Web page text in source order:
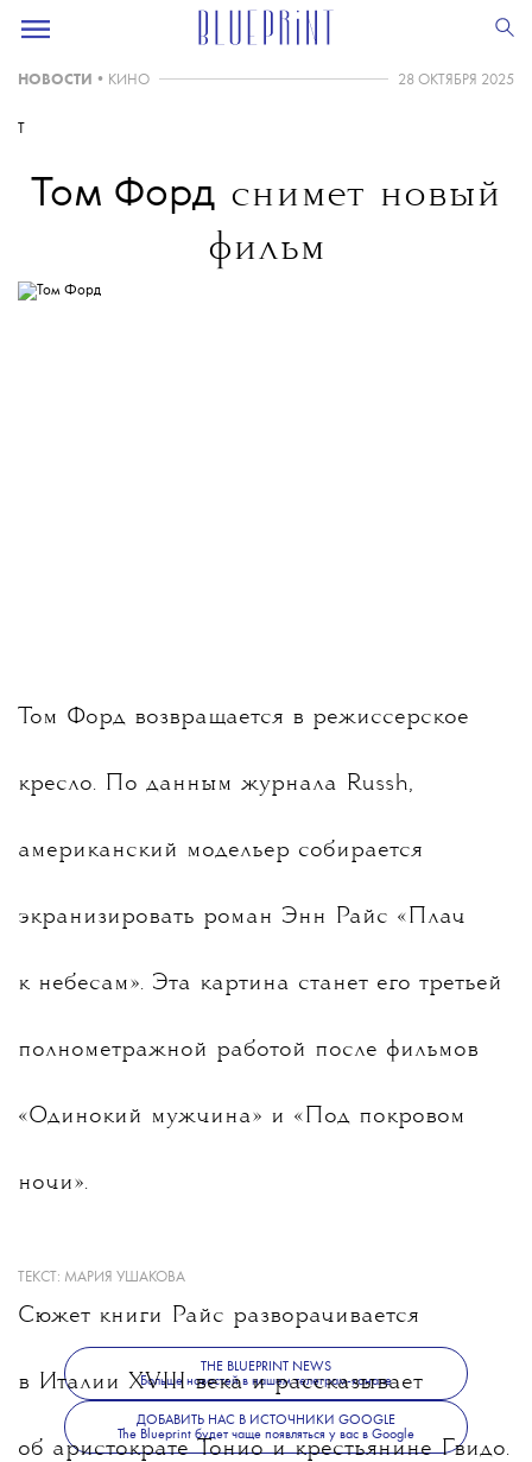
НОВОСТИ • КИНО 28 ОКТЯБРЯ 2025
T
Том Форд снимет новый
фильм
Том Форд возвращается в режиссерское
кресло. По данным журнала Russh,
американский модельер собирается
экранизировать роман Энн Райс «Плач
к небесам». Эта картина станет его третьей
полнометражной работой после фильмов
«Одинокий мужчина» и «Под покровом
ночи».
Сюжет книги Райс разворачивается
в Италии XVIII века и рассказывает
об аристократе Тонио и крестьянине Гвидо.
ТЕКСТ: МАРИЯ УШАКОВА
THE BLUEPRINT NEWS
Больше новостей в нашем телеграм-канале
ДОБАВИТЬ НАС В ИСТОЧНИКИ GOOGLE
The Blueprint будет чаще появляться у вас в Google